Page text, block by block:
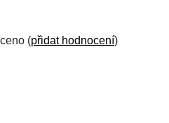
(přidat hodnocení)